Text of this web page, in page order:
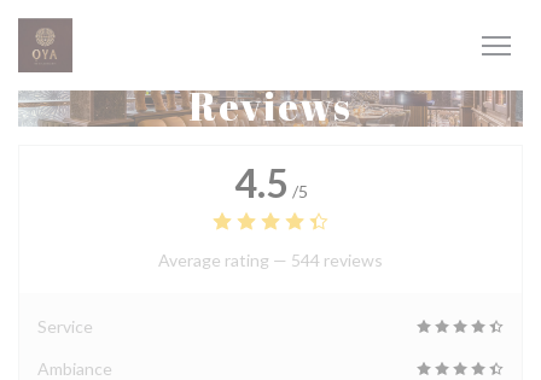
Personalizing your cookie choices
Reviews
4.5 /5
Average rating — 544 reviews
Service
Ambiance